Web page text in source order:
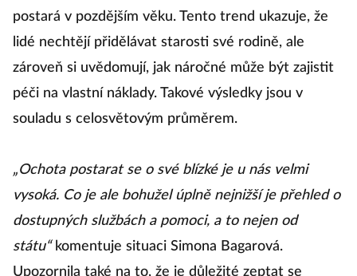
postará v pozdějším věku. Tento trend ukazuje, že
lidé nechtějí přidělávat starosti své rodině, ale
zároveň si uvědomují, jak náročné může být zajistit
péči na vlastní náklady. Takové výsledky jsou v
souladu s celosvětovým průměrem.
„Ochota postarat se o své blízké je u nás velmi
vysoká. Co je ale bohužel úplně nejnižší je přehled o
dostupných službách a pomoci, a to nejen od
státu“komentuje situaci Simona Bagarová.
Upozornila také na to, že je důležité zeptat se